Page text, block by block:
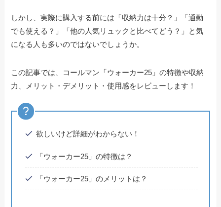
しかし、実際に購入する前には「収納力は十分？」「通勤
でも使える？」「他の人気リュックと比べてどう？」と気
になる人も多いのではないでしょうか。
この記事では、コールマン「ウォーカー25」の特徴や収納
力、メリット・デメリット・使用感をレビューします！
欲しいけど詳細がわからない！
「ウォーカー25」の特徴は？
「ウォーカー25」のメリットは？